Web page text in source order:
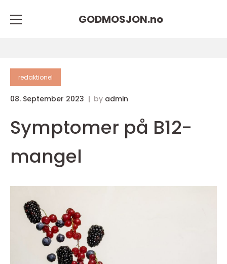
GODMOSJON.no
redaktionel
08. September 2023 by admin
Symptomer på B12-
mangel